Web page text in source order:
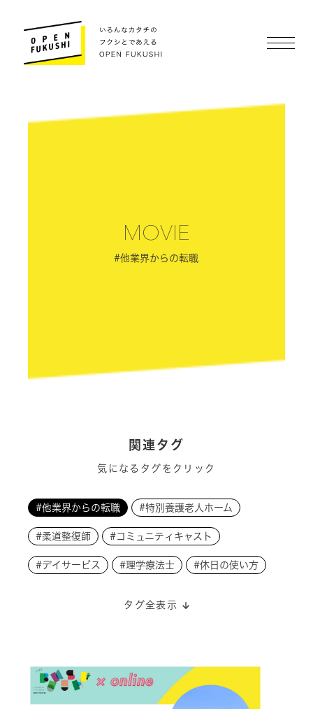
MOVIE
#他業界からの転職
関連タグ
気になるタグをクリック
#他業界からの転職 #特別養護老人ホーム
#柔道整復師 #コミュニティキャスト
#デイサービス #理学療法士 #休日の使い方
タグ全表示